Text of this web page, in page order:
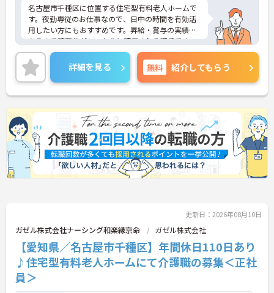
名古屋市千種区に位置する住宅型有料老人ホームで
す。夜勤専従のお仕事なので、日中の時間を有効活
用したい方にもおすすめです。昇給・賞与の実績も
あるので頑張りがしっかりと評価される環境です。
ご興味をお持ちの方はお気軽にお問い合わせくださ
い。
詳細を見る 無料 紹介してもらう
更新日：2026年08月10日
ガゼル株式会社ナーシング和楽縁京命 ガゼル株式会社
【愛知県／名古屋市千種区】年間休日110日あり
♪住宅型有料老人ホームにて介護職の募集＜正社
員＞